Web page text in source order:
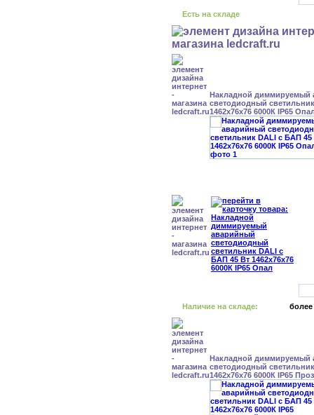
Есть на складе
Накладной диммируемый
светодиодный
1462x76x76 6000К IP65
Наличие на складе: более
Накладной диммируемый
светодиодный
1462x76x76 6000К IP65